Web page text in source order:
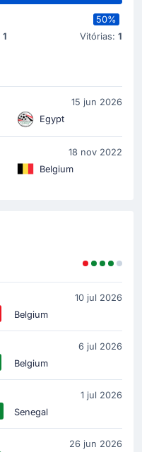
1
50%
Vitórias: 1
15 jun 2026
Egypt
18 nov 2022
Belgium
10 jul 2026
Belgium
6 jul 2026
Belgium
1 jul 2026
Senegal
26 jun 2026